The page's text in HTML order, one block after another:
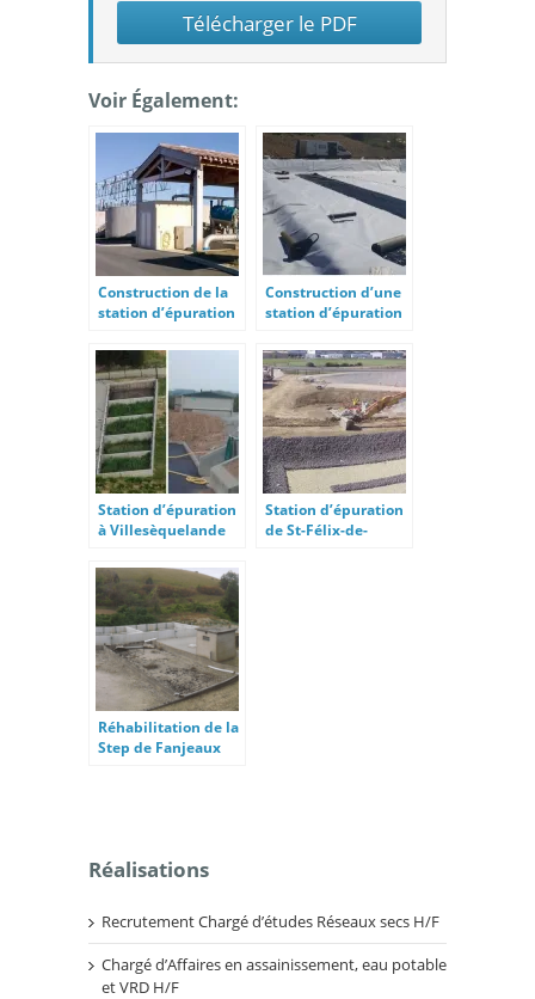
Télécharger le PDF
Voir Également:
Construction de la
station d’épuration
Construction d’une
station d’épuration
Station d’épuration
à Villesèquelande
Station d’épuration
de St-Félix-de-
Réhabilitation de la
Step de Fanjeaux
Réalisations
Recrutement Chargé d’études Réseaux secs H/F
Chargé d’Affaires en assainissement, eau potable
et VRD H/F